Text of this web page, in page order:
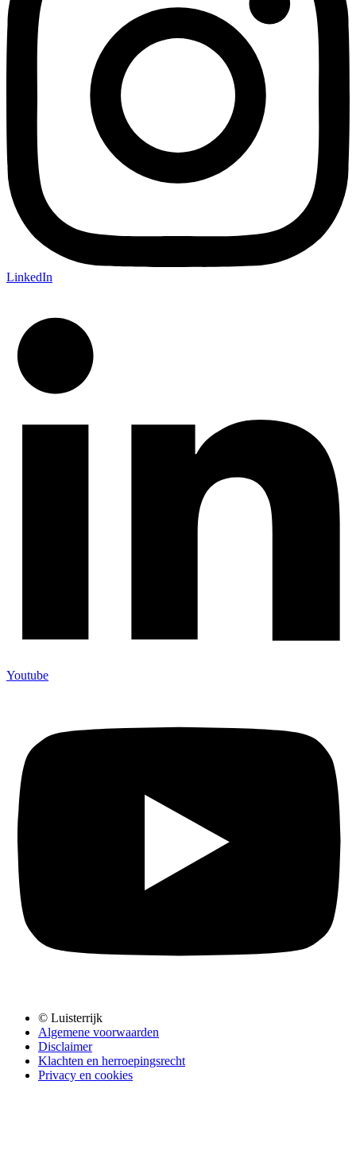
LinkedIn
Youtube
© Luisterrijk
Algemene voorwaarden
Disclaimer
Klachten en herroepingsrecht
Privacy en cookies